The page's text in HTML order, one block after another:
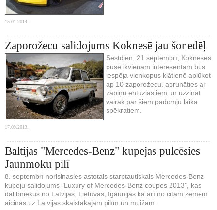
15.01.2014.
Zaporožecu salidojums Koknesē jau šonedēļ
Sestdien, 21.septembrī, Kokneses
pusē ikvienam interesentam būs
iespēja vienkopus klātienē aplūkot
ap 10 zaporožecu, aprunāties ar
zapiņu entuziastiem un uzzināt
vairāk par šiem padomju laika
spēkratiem.
17.09.2013.
Baltijas "Mercedes-Benz" kupejas pulcēsies
Jaunmoku pilī
8. septembrī norisināsies astotais starptautiskais Mercedes-Benz
kupeju salidojums "Luxury of Mercedes-Benz coupes 2013", kas
dalībniekus no Latvijas, Lietuvas, Igaunijas kā arī no citām zemēm
aicinās uz Latvijas skaistākajām pilīm un muižām.